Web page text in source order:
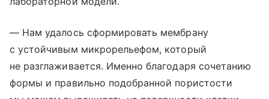
— Нам удалось сформировать мембрану
с устойчивым микрорельефом, который
не разглаживается. Именно благодаря сочетанию
формы и правильно подобранной пористости